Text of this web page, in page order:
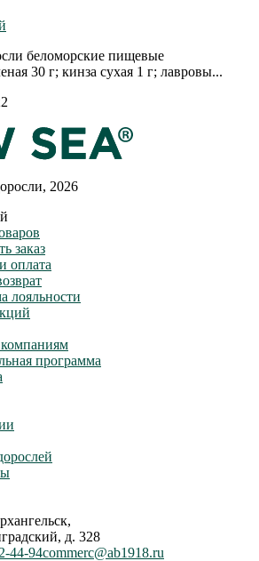
беломорские пищевые
30 г; кинза сухая 1 г; лавровы...
2026
заказ
оплата
лояльности
программа
д. 328
44-94commerc@ab1918.ru